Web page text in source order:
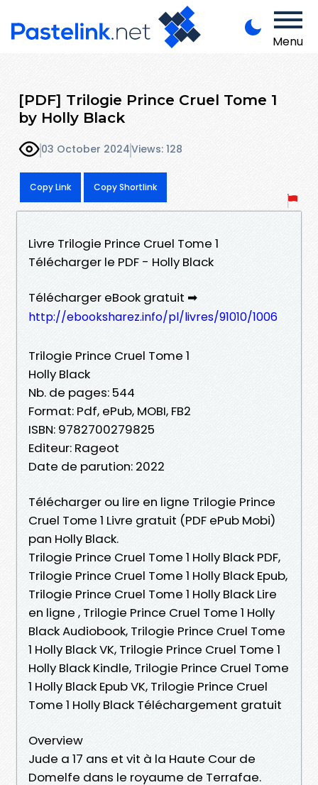
Menu
[PDF] Trilogie Prince Cruel Tome 1
by Holly Black
03 October 2024Views: 128
Copy Link Copy Shortlink
Livre Trilogie Prince Cruel Tome 1
Télécharger le PDF - Holly Black
Télécharger eBook gratuit ➡
http://ebooksharez.info/pl/livres/91010/1006
Trilogie Prince Cruel Tome 1
Holly Black
Nb. de pages: 544
Format: Pdf, ePub, MOBI, FB2
ISBN: 9782700279825
Editeur: Rageot
Date de parution: 2022
Télécharger ou lire en ligne Trilogie Prince
Cruel Tome 1 Livre gratuit (PDF ePub Mobi)
pan Holly Black.
Trilogie Prince Cruel Tome 1 Holly Black PDF,
Trilogie Prince Cruel Tome 1 Holly Black Epub,
Trilogie Prince Cruel Tome 1 Holly Black Lire
en ligne , Trilogie Prince Cruel Tome 1 Holly
Black Audiobook, Trilogie Prince Cruel Tome
1 Holly Black VK, Trilogie Prince Cruel Tome 1
Holly Black Kindle, Trilogie Prince Cruel Tome
1 Holly Black Epub VK, Trilogie Prince Cruel
Tome 1 Holly Black Téléchargement gratuit
Overview
Jude a 17 ans et vit à la Haute Cour de
Domelfe dans le royaume de Terrafae.